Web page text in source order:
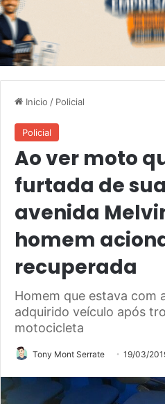
Inicio / Policial
Policial
Ao ver moto
furtada de
avenida
homem
recuperada
Homem que estava com
adquirido veículo após
motocicleta
Tony Mont Serrate 19/03/